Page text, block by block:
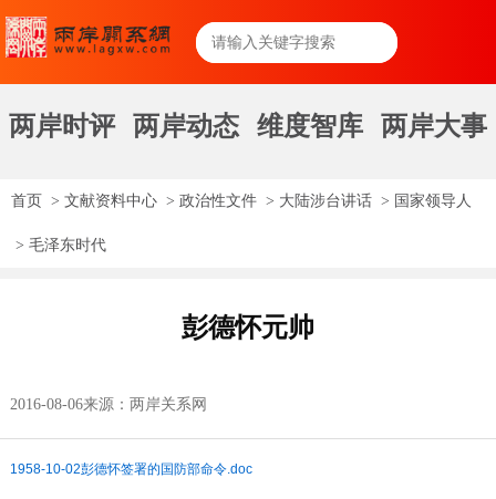
两岸时评 两岸动态 维度智库 两岸大事
首页 > 文献资料中心 > 政治性文件 > 大陆涉台讲话 > 国家领导人
> 毛泽东时代
彭德怀元帅
2016-08-06来源：两岸关系网
1958-10-02彭德怀签署的国防部命令.doc